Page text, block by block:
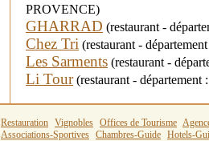
PROVENCE)
GHARRAD (restaurant -
Chez Tri (restaurant -
Les Sarments (restaurant -
Li Tour(restaurant -
Restauration Vignobles Offices de Tourisme
Associations-Sportives Chambres-Guide Hotels-